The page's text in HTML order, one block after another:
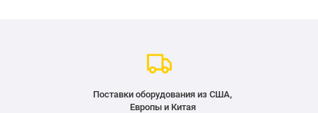
Поставки оборудования из США,
Европы и Китая